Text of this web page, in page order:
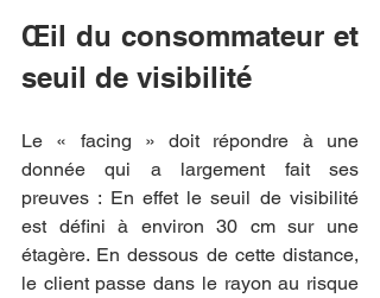
Œil du consommateur et
seuil de visibilité
Le « facing » doit répondre à une
donnée qui a largement fait ses
preuves : En effet le seuil de visibilité
est défini à environ 30 cm sur une
étagère. En dessous de cette distance,
le client passe dans le rayon au risque